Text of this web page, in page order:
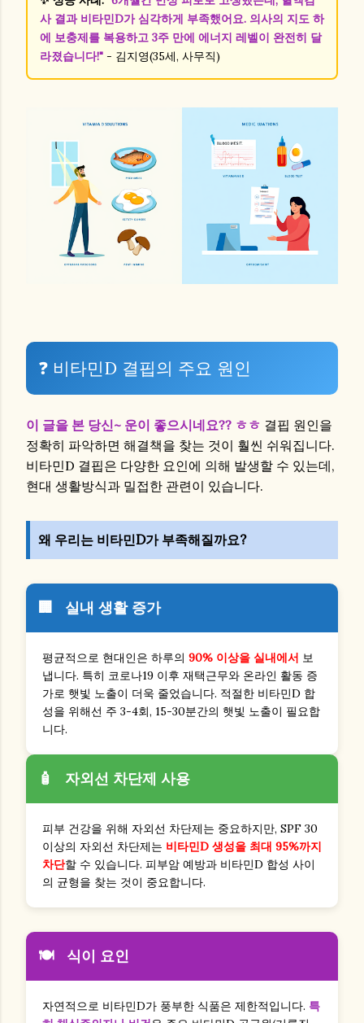
사 결과 비타민D가 심각하게 부족했어요. 의사의 지도 하
에 보충제를 복용하고 3주 만에 에너지 레벨이 완전히 달
라졌습니다!" - 김지영(35세, 사무직)
❓ 비타민D 결핍의 주요 원인
이 글을 본 당신~ 운이 좋으시네요?? ㅎㅎ 결핍 원인을
정확히 파악하면 해결책을 찾는 것이 훨씬 쉬워집니다.
비타민D 결핍은 다양한 요인에 의해 발생할 수 있는데,
현대 생활방식과 밀접한 관련이 있습니다.
왜 우리는 비타민D가 부족해질까요?
🏢 실내 생활 증가
평균적으로 현대인은 하루의 90% 이상을 실내에서 보
냅니다. 특히 코로나19 이후 재택근무와 온라인 활동 증
가로 햇빛 노출이 더욱 줄었습니다. 적절한 비타민D 합
성을 위해선 주 3-4회, 15-30분간의 햇빛 노출이 필요합
니다.
🧴 자외선 차단제 사용
피부 건강을 위해 자외선 차단제는 중요하지만, SPF 30
이상의 자외선 차단제는 비타민D 생성을 최대 95%까지
차단할 수 있습니다. 피부암 예방과 비타민D 합성 사이
의 균형을 찾는 것이 중요합니다.
🍽️ 식이 요인
자연적으로 비타민D가 풍부한 식품은 제한적입니다. 특